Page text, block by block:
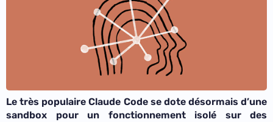
Le très populaire Claude Code se dote désormais d’une
sandbox pour un fonctionnement isolé sur des